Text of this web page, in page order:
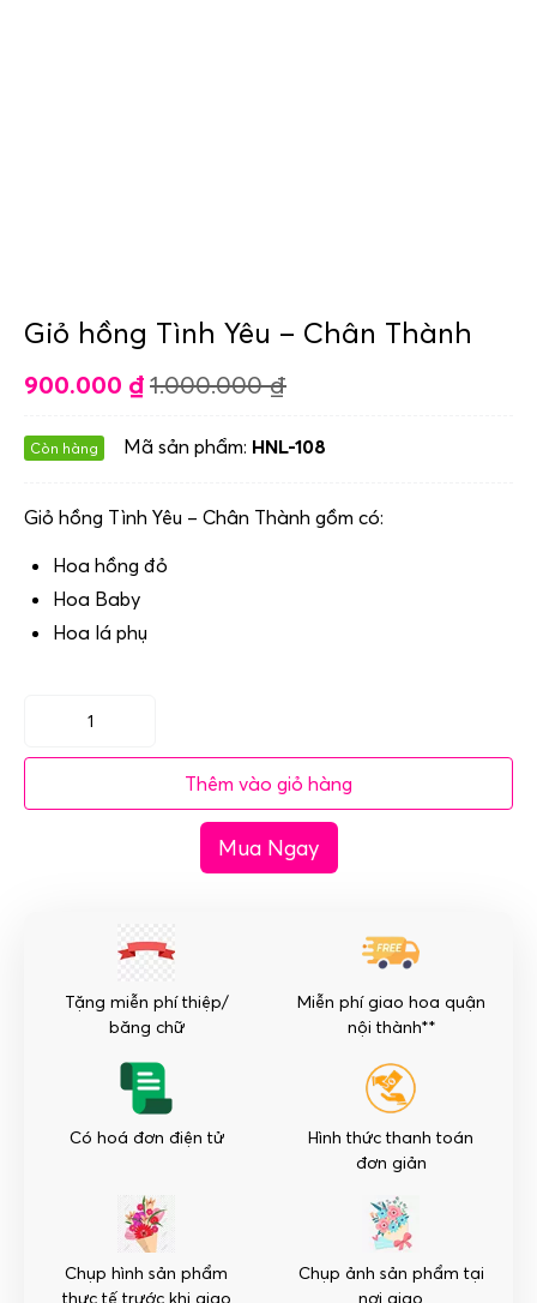
Giỏ hồng Tình Yêu – Chân Thành
900.000 ₫ 1.000.000₫
Còn hàng Mã sản phẩm: HNL-108
Giỏ hồng Tình Yêu – Chân Thành gồm có:
Hoa hồng đỏ
Hoa Baby
Hoa lá phụ
Giỏ
hồng
lượng
Thêm vào giỏ hàng
Mua Ngay
Tặng miễn phí thiệp/
băng chữ
Miễn phí giao hoa quận
nội thành**
Có hoá đơn điện tử
Hình thức thanh toán
đơn giản
Chụp hình sản phẩm
thực tế trước khi giao
Chụp ảnh sản phẩm tại
nơi giao